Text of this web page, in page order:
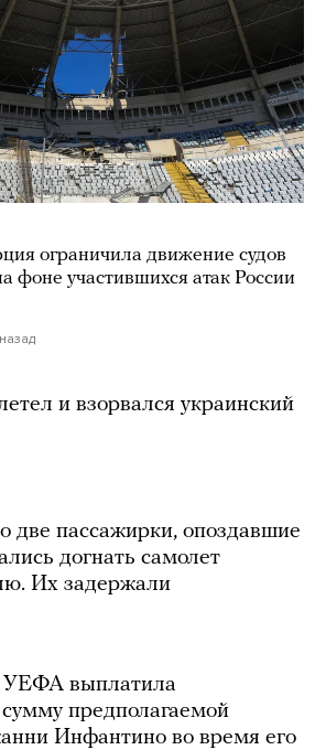
ограничила движение судов
фоне участившихся атак России
и взорвался украинский
две пассажирки, опоздавшие
догнать самолет
Их задержали
УЕФА выплатила
предполагаемой
Инфантино во время его